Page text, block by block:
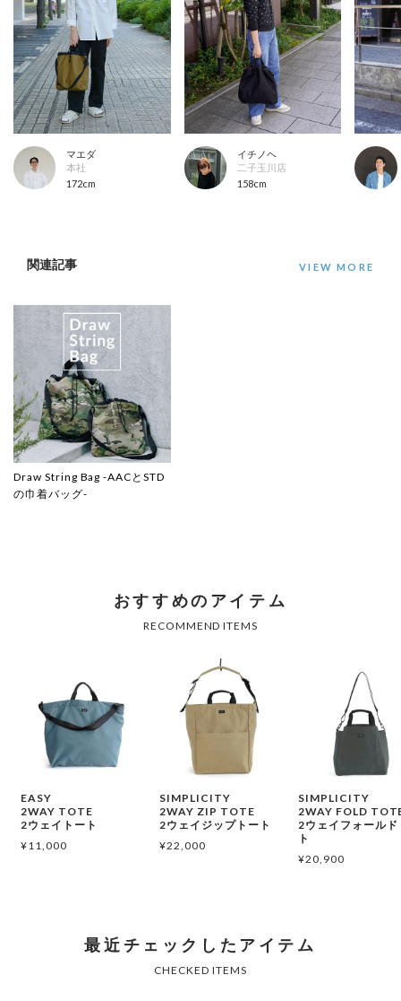
マエダ
本社
172cm
イチノヘ
二子玉川店
158cm
関連記事
Draw String Bag -AACとSTD
の巾着バッグ-
VIEW MORE
EASY
2WAY TOTE
2ウェイトート
¥11,000
SIMPLICITY
2WAY ZIP TOTE
2ウェイジップトート
¥22,000
SIMPLICITY
2WAY FOLD
2ウェイフォールド
ト
¥20,900